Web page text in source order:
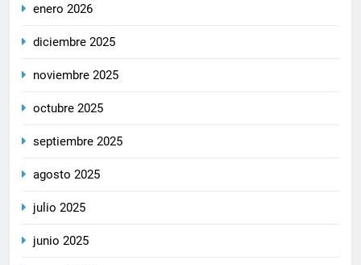
enero 2026
diciembre 2025
noviembre 2025
octubre 2025
septiembre 2025
agosto 2025
julio 2025
junio 2025